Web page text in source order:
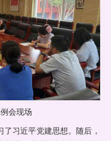
会现场
习近平党建思想。随后，